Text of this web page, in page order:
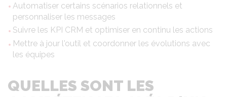
Automatiser certains scénarios relationnels et
personnaliser les messages
Suivre les KPI CRM et optimiser en continu les actions
Mettre à jour l'outil et coordonner les évolutions avec
les équipes
QUELLES SONT LES